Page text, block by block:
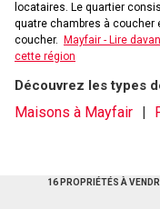
locataires. Le quartier
quatre chambres à coucher
coucher.
Mayfair - Lire
cette région
Découvrez les types
Maisons à Mayfair
16 PROPRIÉTÉS À